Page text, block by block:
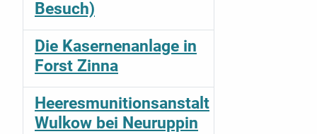
Besuch)
Die Kasernenanlage in
Forst Zinna
Heeresmunitionsanstalt
Wulkow bei Neuruppin